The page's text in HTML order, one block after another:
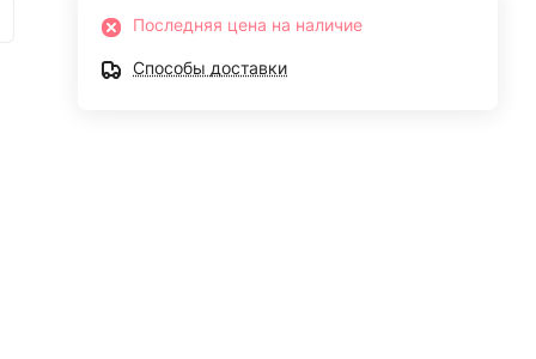
Последняя цена на наличие
Способы доставки